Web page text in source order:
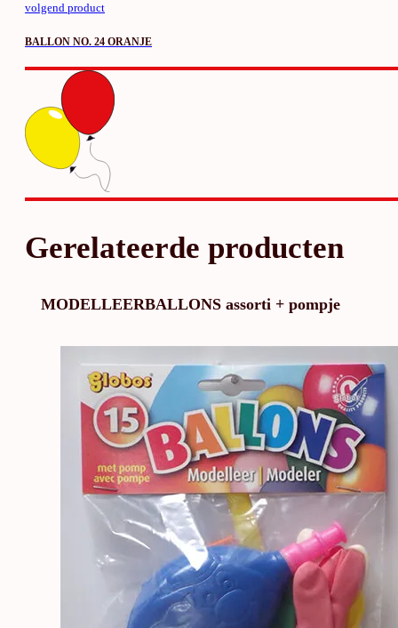
volgend product
BALLON NO. 24 ORANJE
Gerelateerde producten
MODELLEERBALLONS assorti + pompje